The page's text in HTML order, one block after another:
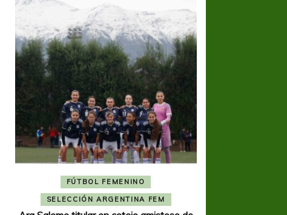
FÚTBOL FEMENINO
SELECCIÓN ARGENTINA FEM